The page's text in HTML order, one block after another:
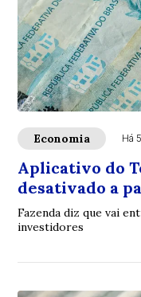
Economia Há
Aplicativo do
desativado a
Fazenda diz que vai
investidores